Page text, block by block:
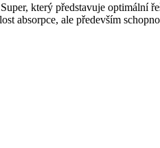
který představuje optimální
absorpce, ale především